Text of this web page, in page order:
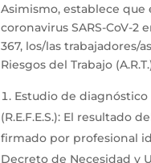
Asimismo, establece
coronavirus SARS-CoV-
367, los/las trabajadores/
Riesgos del Trabajo
Estudio de
(R.E.F.E.S.): El resultado
firmado por profesional
Decreto de Necesidad y